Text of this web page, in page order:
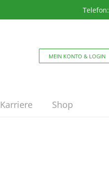
Telefon:
MEIN KONTO & LOGIN
Karriere Shop